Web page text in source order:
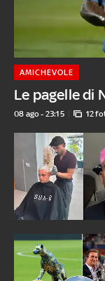
Le pagelle di
AMICHEVOLE
08 ago - 23:15 12